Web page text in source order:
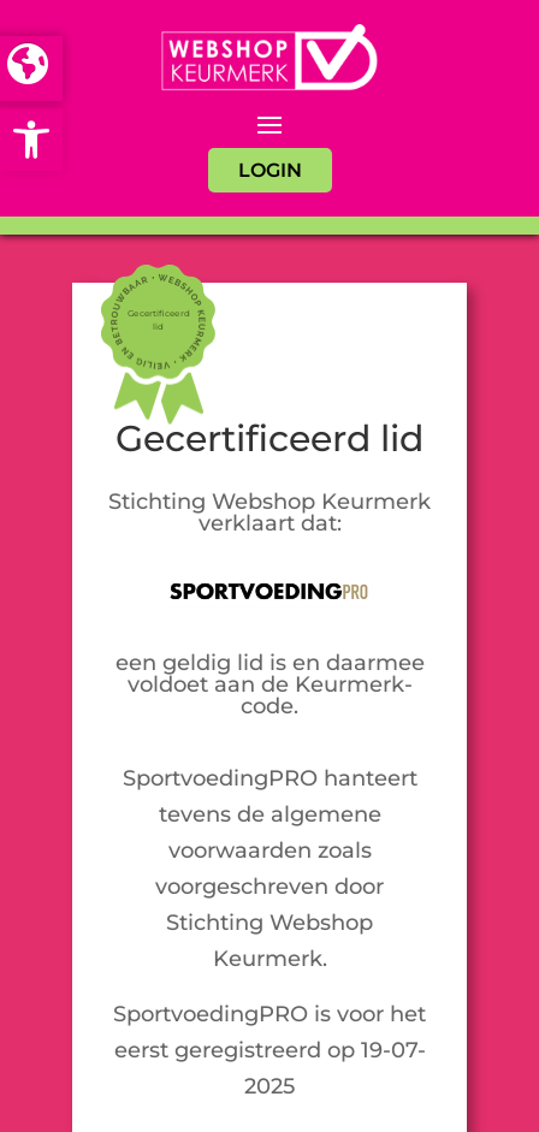
Open toolbar
LOGIN
Gecertificeerd
lid
Gecertificeerd lid
Stichting Webshop Keurmerk
verklaart dat:
een geldig lid is en daarmee
voldoet aan de Keurmerk-
code.
SportvoedingPRO hanteert
tevens de algemene
voorwaarden zoals
voorgeschreven door
Stichting Webshop
Keurmerk.
SportvoedingPRO is voor het
eerst geregistreerd op 19-07-
2025